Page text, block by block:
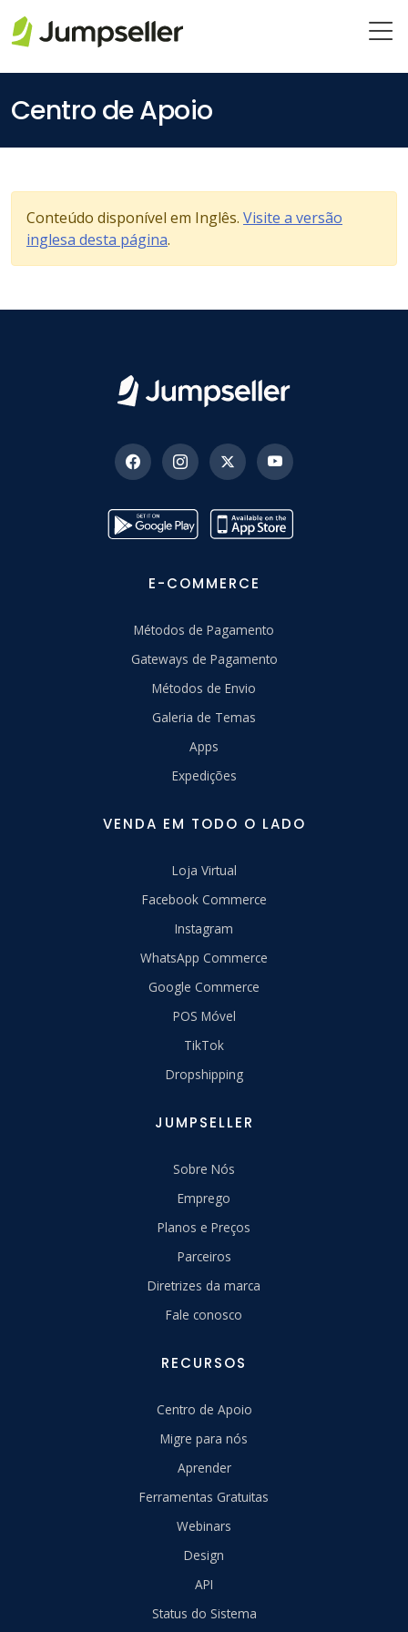
Centro de Apoio
Conteúdo disponível em Inglês. Visite a versão
inglesa desta página.
E-COMMERCE
Métodos de Pagamento
Gateways de Pagamento
Métodos de Envio
Galeria de Temas
Apps
Expedições
VENDA EM TODO O LADO
Loja Virtual
Facebook Commerce
Instagram
WhatsApp Commerce
Google Commerce
POS Móvel
TikTok
Dropshipping
JUMPSELLER
Sobre Nós
Emprego
Planos e Preços
Parceiros
Diretrizes da marca
Fale conosco
RECURSOS
Centro de Apoio
Migre para nós
Aprender
Ferramentas Gratuitas
Webinars
Design
API
Status do Sistema